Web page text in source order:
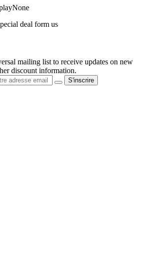
deal form us
mailing list to receive updates on new
discount information.
S'inscrire